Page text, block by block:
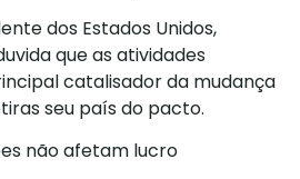
dos Estados Unidos,
que as atividades
catalisador da mudança
seu país do pacto.
não afetam lucro